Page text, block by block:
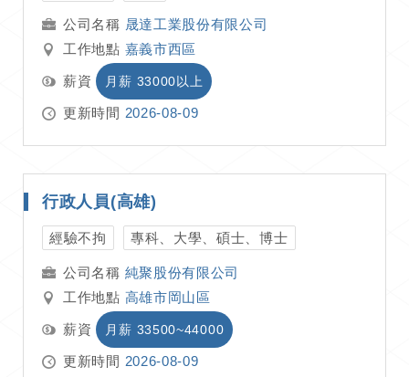
晟達工業股份有限公司
工作地點 嘉義市西區
薪資 月薪 33000以上
更新時間 2026-08-09
行政人員(高雄)
經驗不拘 專科、大學、碩士、博士
純聚股份有限公司
工作地點 高雄市岡山區
薪資 月薪 33500~44000
更新時間 2026-08-09